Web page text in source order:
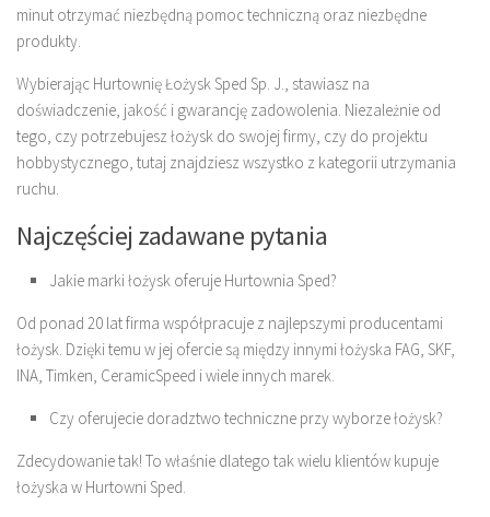
minut otrzymać niezbędną pomoc techniczną oraz niezbędne
produkty.
Wybierając Hurtownię Łożysk Sped Sp. J., stawiasz na
doświadczenie, jakość i gwarancję zadowolenia. Niezależnie od
tego, czy potrzebujesz łożysk do swojej firmy, czy do projektu
hobbystycznego, tutaj znajdziesz wszystko z kategorii utrzymania
ruchu.
Najczęściej zadawane pytania
Jakie marki łożysk oferuje Hurtownia Sped?
Od ponad 20 lat firma współpracuje z najlepszymi producentami
łożysk. Dzięki temu w jej ofercie są między innymi łożyska FAG, SKF,
INA, Timken, CeramicSpeed i wiele innych marek.
Czy oferujecie doradztwo techniczne przy wyborze łożysk?
Zdecydowanie tak! To właśnie dlatego tak wielu klientów kupuje
łożyska w Hurtowni Sped.